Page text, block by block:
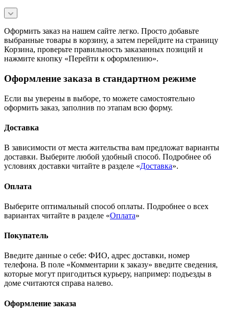
Оформить заказ на нашем сайте легко. Просто добавьте
выбранные товары в корзину, а затем перейдите на страницу
Корзина, проверьте правильность заказанных позиций и
нажмите кнопку «Перейти к оформлению».
Оформление заказа в стандартном режиме
Если вы уверены в выборе, то можете самостоятельно
оформить заказ, заполнив по этапам всю форму.
Доставка
В зависимости от места жительства вам предложат варианты
доставки. Выберите любой удобный способ. Подробнее об
условиях доставки читайте в разделе «Доставка».
Оплата
Выберите оптимальный способ оплаты. Подробнее о всех
вариантах читайте в разделе «Оплата»
Покупатель
Введите данные о себе: ФИО, адрес доставки, номер
телефона. В поле «Комментарии к заказу» введите сведения,
которые могут пригодиться курьеру, например: подъезды в
доме считаются справа налево.
Оформление заказа